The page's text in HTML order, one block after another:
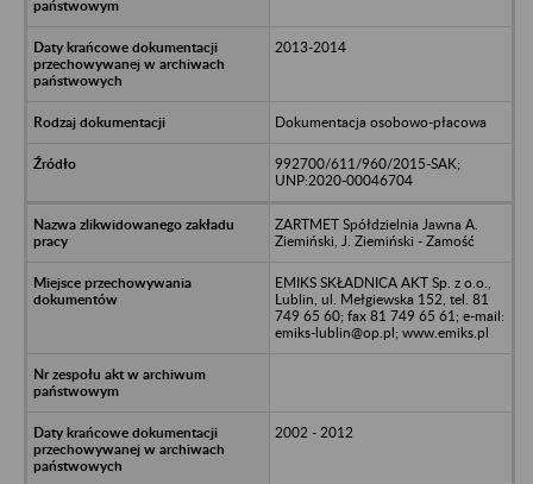
2013-2014
Dokumentacja osobowo-płacowa
992700/611/960/2015-SAK;
UNP:2020-00046704
ZARTMET Spółdzielnia Jawna A.
Ziemiński, J. Ziemiński - Zamość
EMIKS SKŁADNICA AKT Sp. z o.o.,
Lublin, ul. Mełgiewska 152, tel. 81
749 65 60; fax 81 749 65 61; e-mail:
emiks-lublin@op.pl; www.emiks.pl
2002 - 2012